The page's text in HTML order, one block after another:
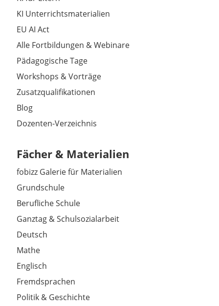
KI Unterrichtsmaterialien
EU AI Act
Alle Fortbildungen & Webinare
Pädagogische Tage
Workshops & Vorträge
Zusatzqualifikationen
Blog
Dozenten-Verzeichnis
Fächer & Materialien
fobizz Galerie für Materialien
Grundschule
Berufliche Schule
Ganztag & Schulsozialarbeit
Deutsch
Mathe
Englisch
Fremdsprachen
Politik & Geschichte